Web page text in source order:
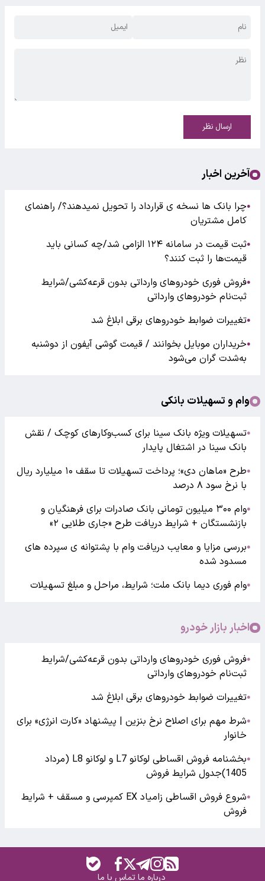
ارسال نظر
آخرین اخبار
●چرا بانک ها نسخه ی قرارداد را تحویل نمیدهند؟/ راهنمای
کامل مشتریان
●
ثبت قیمت در سامانه ۱۲۴ الزامی شد/چه کسانی باید
قیمت‌ها را ثبت کنند؟
●فروش فوری خودروهای وارداتی بدون قرعه‌کشی/شرایط
ثبت‌نام خودروهای وارداتی
●تغییرات ضوابط خودروهای برقی ابلاغ شد
●خریداران موبایل بخوانند / قیمت گوشی آیفون از دوشنبه
به‌شدت گران‌ می‌شود
وام و تسهیلات بانکی
●تسهیلات ویژه بانک سینا برای کسب‌وکارهای کوچک / نقش
بانک سینا در اشتغال پایدار
●
طرح «ماهان دی»؛ پرداخت تسهیلات تا سقف ۱۰ میلیارد ریال
با نرخ سود ۸ درصد
●
وام ۳۰۰ میلیون تومانی بانک صادرات برای فرهنگیان و
بازنشستگان + شرایط دریافت طرح «جاری طلایی ۲»
●بررسی مزایا و معایب دریافت وام با پشتوانه ی سپرده های
مسدود شده
●وام فوری دیما بانک ملت؛ شرایط، مراحل و مبلغ تسهیلات
اخبار بازار خودرو
●فروش فوری خودروهای وارداتی بدون قرعه‌کشی/شرایط
ثبت‌نام خودروهای وارداتی
●تغییرات ضوابط خودروهای برقی ابلاغ شد
●شرط مهم برای اصلاح نرخ بنزین | پیشنهاد «کارت انرژی» برای
خانوار
●
بخشنامه فروش اقساطی لوکانو L7 و لوکانو L8 (مرداد
1405)جدول شرایط فروش
●
شروع فروش اقساطی زامیاد EX کمپرسی و مسقف + شرایط
فروش
درباره ماتماس با ما